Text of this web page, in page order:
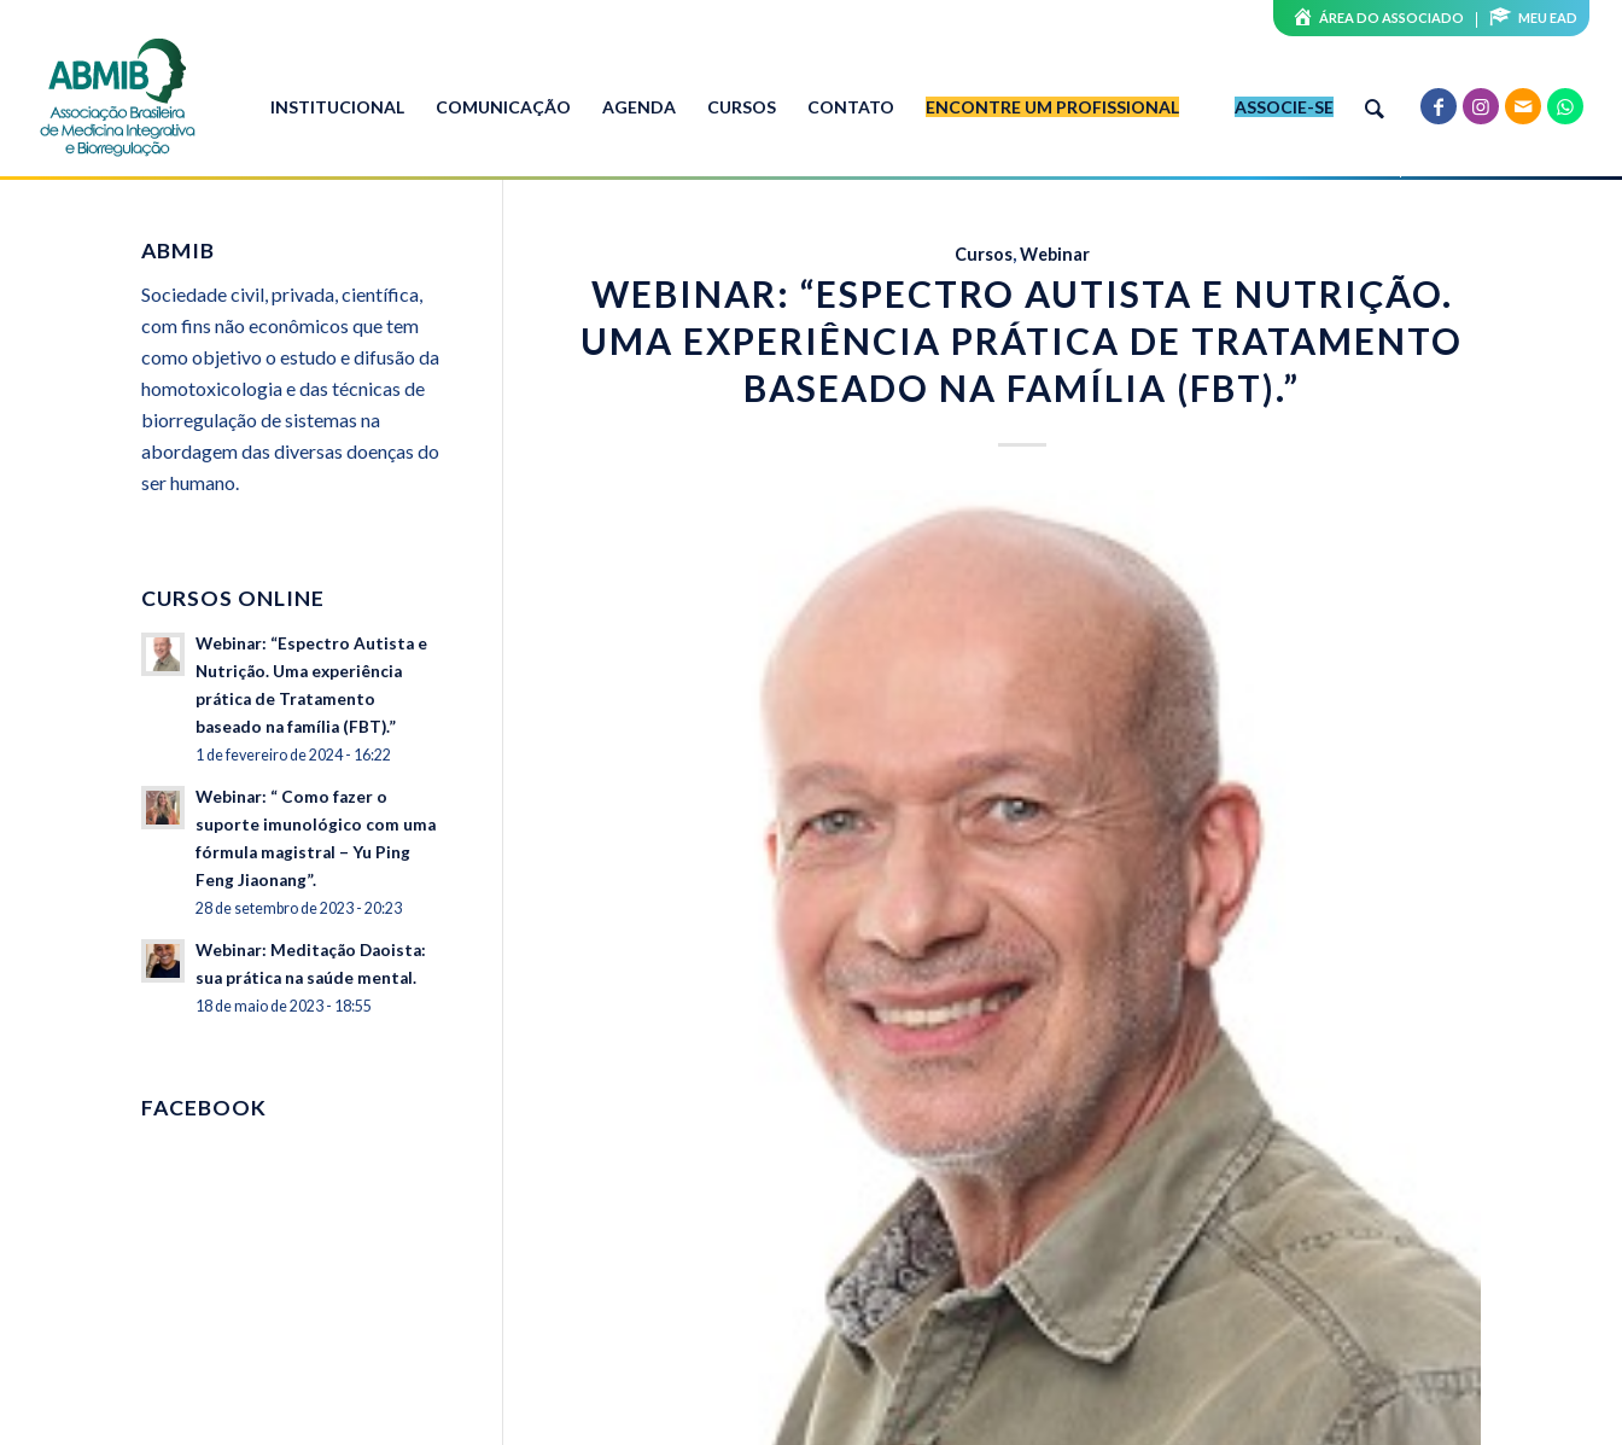
ÁREA DO ASSOCIADO MEU EAD
INSTITUCIONAL COMUNICAÇÃO AGENDA CURSOS CONTATO ENCONTRE UM PROFISSIONAL ASSOCIE-SE
Cursos,Webinar
WEBINAR: “ESPECTRO AUTISTA E NUTRIÇÃO.
UMA EXPERIÊNCIA PRÁTICA DE TRATAMENTO
BASEADO NA FAMÍLIA (FBT).”
ABMIB
Sociedade civil, privada, científica,
com fins não econômicos que tem
como objetivo o estudo e difusão da
homotoxicologia e das técnicas de
biorregulação de sistemas na
abordagem das diversas doenças do
ser humano.
CURSOS ONLINE
Webinar: “Espectro Autista e
Nutrição. Uma experiência
prática de Tratamento
baseado na família (FBT).”
1 de fevereiro de 2024 - 16:22
Webinar: “ Como fazer o
suporte imunológico com uma
fórmula magistral – Yu Ping
Feng Jiaonang”.
28 de setembro de 2023 - 20:23
Webinar: Meditação Daoista:
sua prática na saúde mental.
18 de maio de 2023 - 18:55
FACEBOOK